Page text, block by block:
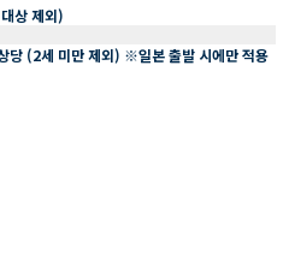
상 제외)
당 (2세 미만 제외) ※일본 출발 시에만 적용